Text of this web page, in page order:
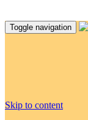
Toggle navigation
Skip to content